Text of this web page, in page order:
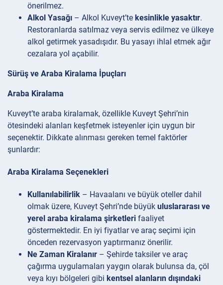
önerilmez.
Alkol Yasağı – Alkol Kuveyt’te kesinlikle yasaktır.
Restoranlarda satılmaz veya servis edilmez ve ülkeye
alkol getirmek yasadışıdır. Bu yasayı ihlal etmek ağır
cezalara yol açabilir.
Sürüş ve Araba Kiralama İpuçları
Araba Kiralama
Kuveyt’te araba kiralamak, özellikle Kuveyt Şehri’nin
ötesindeki alanları keşfetmek isteyenler için uygun bir
seçenektir. Dikkate alınması gereken temel faktörler
şunlardır:
Araba Kiralama Seçenekleri
Kullanılabilirlik – Havaalanı ve büyük oteller dahil
olmak üzere, Kuveyt Şehri’nde büyük uluslararası ve
yerel araba kiralama şirketleri faaliyet
göstermektedir. En iyi fiyatlar ve araç seçimi için
önceden rezervasyon yaptırmanız önerilir.
Ne Zaman Kiralanır – Şehirde taksiler ve araç
çağırma uygulamaları yaygın olarak bulunsa da, çöl
veya kıyı bölgeleri gibi kentsel alanların dışındaki